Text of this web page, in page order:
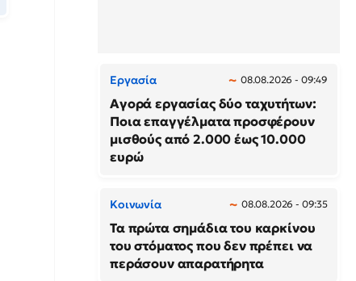
Εργασία 08.08.2026 - 09:49
Αγορά εργασίας δύο ταχυτήτων:
Ποια επαγγέλματα προσφέρουν
μισθούς από 2.000 έως 10.000
ευρώ
Κοινωνία 08.08.2026 - 09:35
Τα πρώτα σημάδια του καρκίνου
του στόματος που δεν πρέπει να
περάσουν απαρατήρητα